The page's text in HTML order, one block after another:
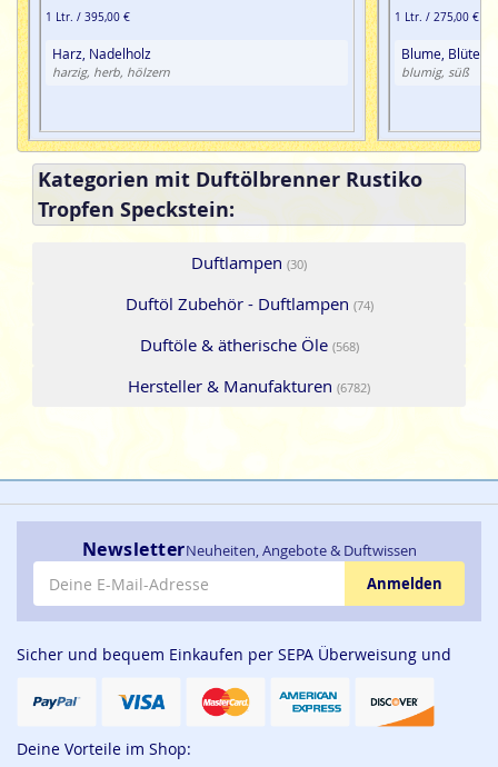
1 Ltr. / 395,00 €
Harz, Nadelholz
harzig, herb, hölzern
1 Ltr. / 275,00 €
Blume, Blüte,
blumig, süß
Kategorien mit Duftölbrenner Rustiko
Tropfen Speckstein:
Duftlampen (30)
Duftöl Zubehör - Duftlampen (74)
Duftöle & ätherische Öle (568)
Hersteller & Manufakturen (6782)
NewsletterNeuheiten, Angebote & Duftwissen
E-Mail-Adresse
Anmelden
Sicher und bequem Einkaufen per SEPA Überweisung und
Deine Vorteile im Shop: